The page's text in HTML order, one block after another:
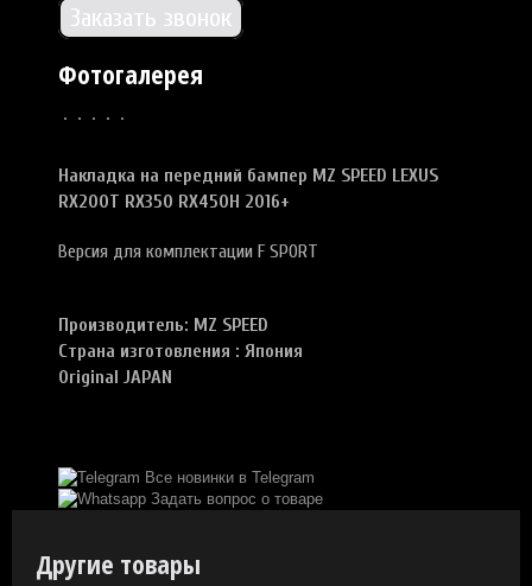
Заказать звонок
Фотогалерея
Накладка на передний бампер MZ SPEED LEXUS
RX200T RX350 RX450H 2016+
Версия для комплектации F SPORT
Производитель: MZ SPEED
Страна изготовления : Япония
Original JAPAN
Все новинки в Telegram
Задать вопрос о товаре
Другие товары